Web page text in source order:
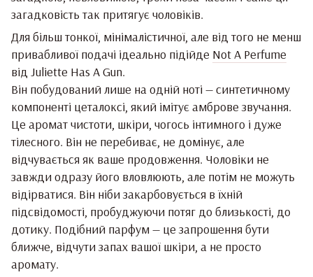
загадковість так притягує чоловіків.
Для більш тонкої, мінімалістичної, але від того не менш
привабливої подачі ідеально підійде Not A Perfume
від Juliette Has A Gun.
Він побудований лише на одній ноті — синтетичному
компоненті цеталоксі, який імітує амброве звучання.
Це аромат чистоти, шкіри, чогось інтимного і дуже
тілесного. Він не перебиває, не домінує, але
відчувається як ваше продовження. Чоловіки не
завжди одразу його вловлюють, але потім не можуть
відірватися. Він ніби закарбовується в їхній
підсвідомості, пробуджуючи потяг до близькості, до
дотику. Подібний парфум — це запрошення бути
ближче, відчути запах вашої шкіри, а не просто
аромату.